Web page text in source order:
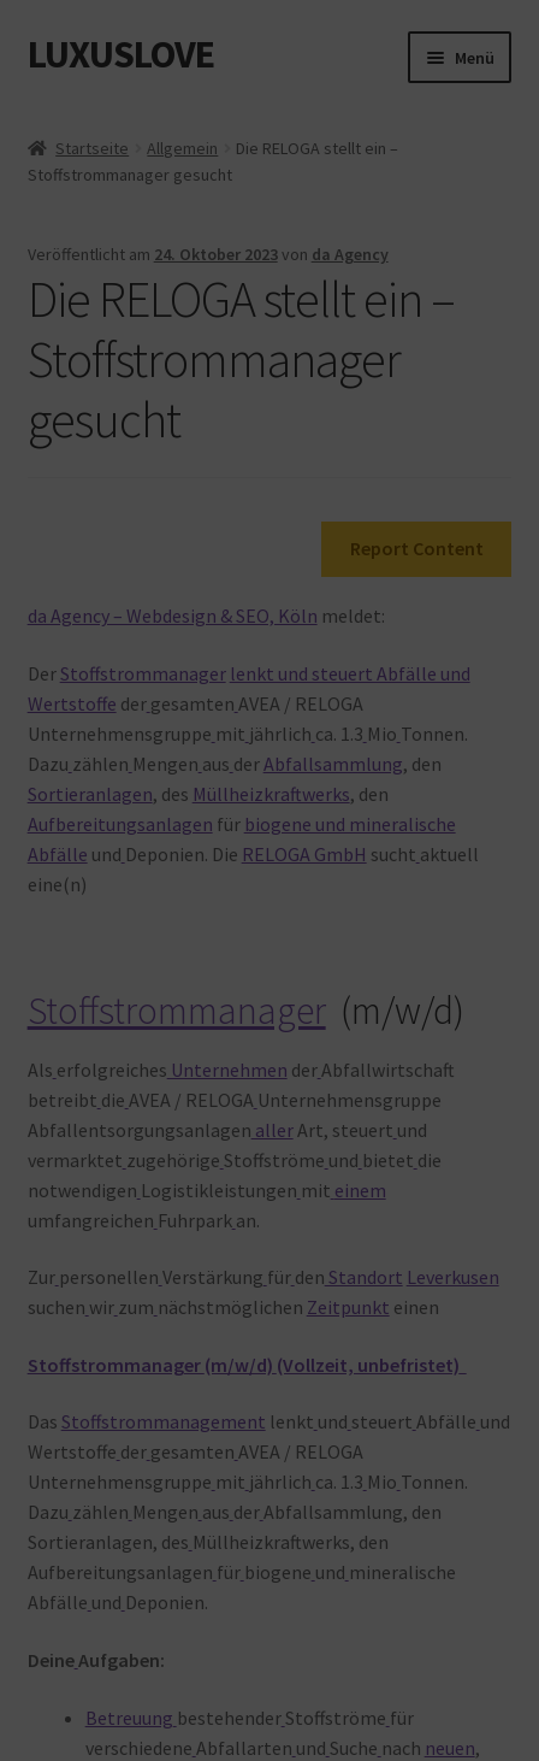
Zur
Navigation
Zum
Inhalt
LUXUSLOVE Menü
Cookie-Richtlinie (EU)
Datenschutz
Impressum
Kasse
Mein Konto
Startseite Allgemein
Die RELOGA stellt ein –
Stoffstrommanager gesucht
Veröffentlicht am 24. Oktober 2023von da Agency
Die RELOGA stellt ein –
Stoffstrommanager
gesucht
Report Content
da Agency – Webdesign & SEO, Köln meldet:
DerStoffstrommanager lenkt und steuert Abfälle und
Wertstoffe der gesamten AVEA / RELOGA
Unternehmensgruppe mit jährlich ca. 1.3 Mio Tonnen.
Dazu zählen Mengen aus derAbfallsammlung, den
Sortieranlagen, des Müllheizkraftwerks, den
Aufbereitungsanlagen für biogene und mineralische
Abfälle und Deponien. Die RELOGA GmbH sucht aktuell
eine(n)
Stoffstrommanager(m/w/d)
Als erfolgreiches Unternehmen der Abfallwirtschaft
betreibt die AVEA / RELOGA Unternehmensgruppe
Abfallentsorgungsanlagen allerArt, steuert und
vermarktet zugehörige Stoffströme und bietet die
notwendigen Logistikleistungen mit einem
umfangreichen Fuhrpark an.
Zur personellen Verstärkung für den Standort Leverkusen
suchen wir zum nächstmöglichen Zeitpunkt einen
Stoffstrommanager (m/w/d) (Vollzeit, unbefristet)
Das Stoffstrommanagement lenkt und steuert Abfälle und
Wertstoffe der gesamten AVEA / RELOGA
Unternehmensgruppe mit jährlich ca. 1.3 Mio Tonnen.
Dazu zählen Mengen aus derAbfallsammlung, den
Sortieranlagen, des Müllheizkraftwerks, den
Aufbereitungsanlagen für biogene und mineralische
Abfälle und Deponien.
DeineAufgaben:
Betreuung bestehender Stoffströme für
verschiedene Abfallarten und Suche nach neuen,